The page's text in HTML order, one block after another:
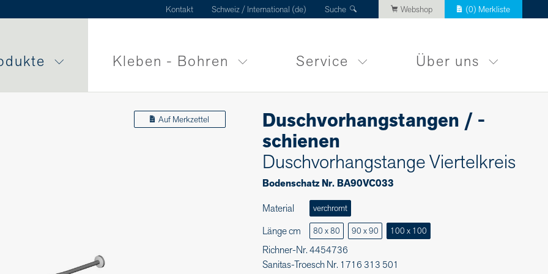
Kontakt Schweiz / International (de) Suche Webshop (0) Merkliste
Kleben - Bohren Service Über uns
Auf Merkzettel
Duschvorhangstangen / -
schienen
Duschvorhangstange Viertelkreis
Bodenschatz Nr. BA90VC033
Material
verchromt
Länge cm 80 x 80 90 x 90 100 x 100
Richner-Nr. 4454736
Sanitas-Troesch Nr. 1716 313 501